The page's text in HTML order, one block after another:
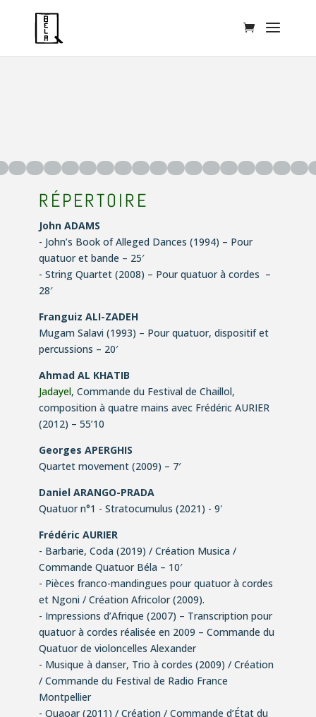
RÉPERTOIRE
John ADAMS
- John’s Book of Alleged Dances (1994) – Pour
quatuor et bande – 25′
- String Quartet(2008) – Pour quatuor à cordes –
28′
Franguiz ALI-ZADEH
Mugam Salavi(1993) – Pour quatuor, dispositif et
percussions – 20′
Ahmad AL KHATIB
Jadayel, Commande du Festival de Chaillol,
composition à quatre mains avec Frédéric AURIER
(2012) – 55’10
Georges APERGHIS
Quartet movement (2009) – 7′
Daniel ARANGO-PRADA
Quatuor n°1 - Stratocumulus (2021) - 9'
Frédéric AURIER
- Barbarie, Coda(2019) / Création Musica /
Commande Quatuor Béla – 10′
- Pièces franco-mandingues pour quatuor à cordes
et Ngoni/ Création Africolor (2009).
- Impressions d’Afrique (2007) – Transcription pour
quatuor à cordes réalisée en 2009 – Commande du
Quatuor de violoncelles Alexander
- Musique à danser, Trio à cordes (2009) / Création
/ Commande du Festival de Radio France
Montpellier
- Quaoar(2011) / Création / Commande d’État du